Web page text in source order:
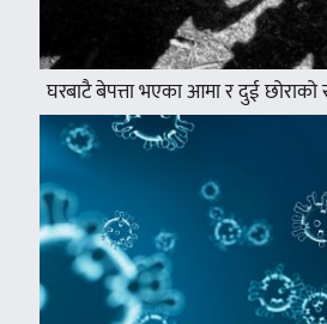
घरबाटै बेपत्ता भएका आमा र दुई